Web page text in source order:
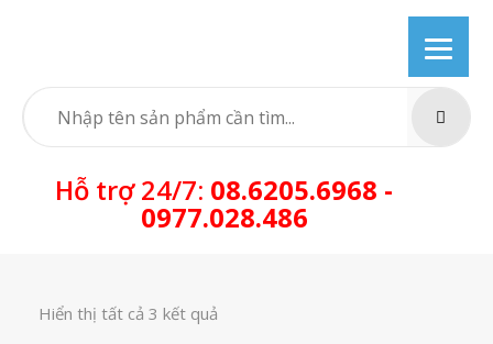
Hỗ trợ 24/7: 08.6205.6968 -
0977.028.486
Hiển thị tất cả 3 kết quả